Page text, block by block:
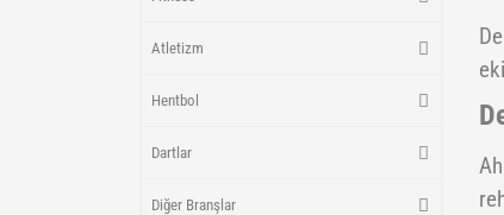
Atletizm
Hentbol
Dartlar
Diğer Branşlar